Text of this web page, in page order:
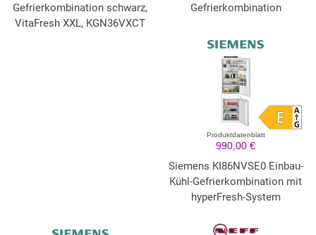
Gefrierkombination schwarz,
VitaFresh XXL, KGN36VXCT
Gefrierkombination
Produktdatenblatt
990,00 €
Siemens KI86NVSE0 Einbau-
Kühl-Gefrierkombination mit
hyperFresh-System